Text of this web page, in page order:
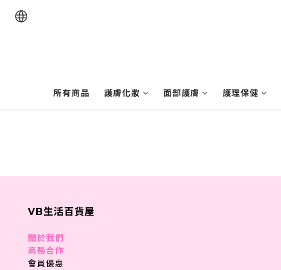
所有商品 護膚化妝 面部護膚 護理保健
VB生活百貨屋
關於我們
商務合作
會員優惠